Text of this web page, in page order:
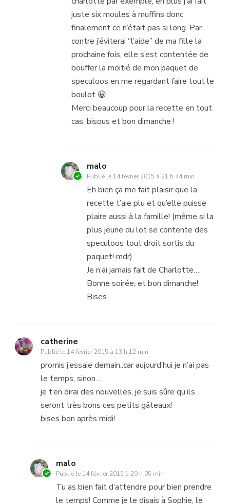
juste six moules à muffins donc
finalement ce n’était pas si long. Par
contre j’éviterai “l’aide” de ma fille la
prochaine fois, elle s’est contentée de
bouffer la moitié de mon paquet de
speculoos en me regardant faire tout le
boulot 😀
Merci beaucoup pour la recette en tout
cas, bisous et bon dimanche !
malo
Publié le 14 février 2015 à 21 h 44 min
Eh bien ça me fait plaisir que la
recette t’aie plu et qu’elle puisse
plaire aussi à la famille! (même si la
plus jeune du lot se contente des
speculoos tout droit sortis du
paquet! mdr)
Je n’ai jamais fait de Charlotte…
Bonne soirée, et bon dimanche!
Bises
catherine
Publié le 14 février 2015 à 13 h 12 min
promis j’essaie demain..car aujourd’hui je n’ai pas
le temps, sinon…
je t’en dirai des nouvelles, je suis sûre qu’ils
seront très bons ces petits gâteaux!
bises bon après midi!
malo
Publié le 14 février 2015 à 20 h 05 min
Tu as bien fait d’attendre pour bien prendre
le temps! Comme je le disais à Sophie, le